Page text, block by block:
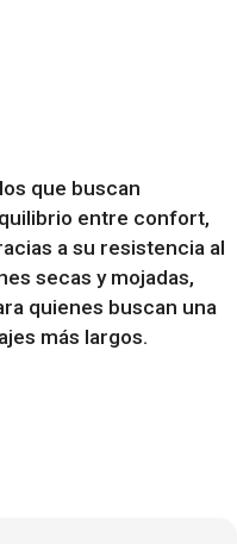
que buscan
entre confort,
a su resistencia al
secas y mojadas,
quienes buscan una
más largos.